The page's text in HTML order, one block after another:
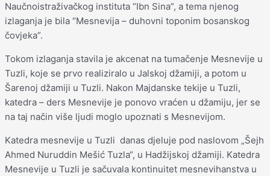
Naučnoistraživačkog instituta “Ibn Sina”, a tema njenog
izlaganja je bila “Mesnevija – duhovni toponim bosanskog
čovjeka”.
Tokom izlaganja stavila je akcenat na tumačenje Mesnevije u
Tuzli, koje se prvo realiziralo u Jalskoj džamiji, a potom u
Šarenoj džamiji u Tuzli. Nakon Majdanske tekije u Tuzli,
katedra – ders Mesnevije je ponovo vraćen u džamiju, jer se
na taj način više ljudi moglo upoznati s Mesnevijom.
Katedra mesnevije u Tuzli danas djeluje pod naslovom „Šejh
Ahmed Nuruddin Mešić Tuzla“, u Hadžijskoj džamiji. Katedra
Mesnevije u Tuzli je sačuvala kontinuitet mesnevihanstva u